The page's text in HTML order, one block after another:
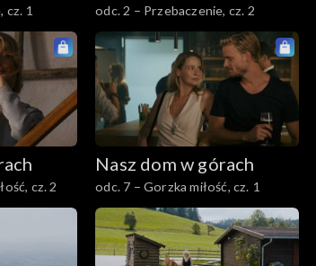
cz. 1 odc. 2 – Przebaczenie, cz. 2
cz. 2
Nasz dom w górach
odc. 7 – Gorzka miłość, cz. 1